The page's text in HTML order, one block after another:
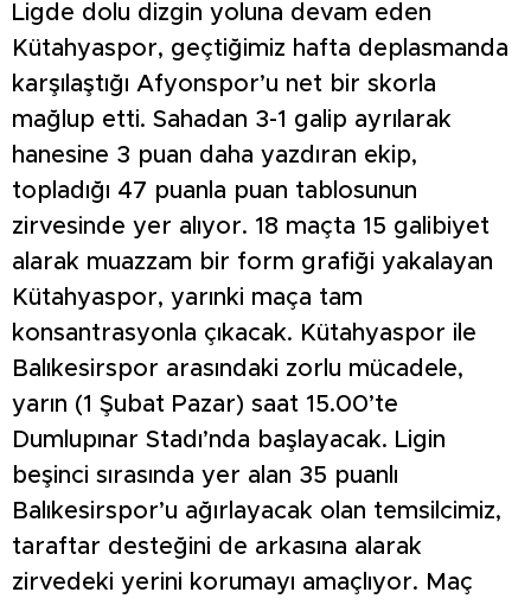
Ligde dolu dizgin yoluna devam eden
Kütahyaspor, geçtiğimiz hafta deplasmanda
karşılaştığı Afyonspor’u net bir skorla
mağlup etti. Sahadan 3-1 galip ayrılarak
hanesine 3 puan daha yazdıran ekip,
topladığı 47 puanla puan tablosunun
zirvesinde yer alıyor. 18 maçta 15 galibiyet
alarak muazzam bir form grafiği yakalayan
Kütahyaspor, yarınki maça tam
konsantrasyonla çıkacak. Kütahyaspor ile
Balıkesirspor arasındaki zorlu mücadele,
yarın (1 Şubat Pazar) saat 15.00’te
Dumlupınar Stadı’nda başlayacak. Ligin
beşinci sırasında yer alan 35 puanlı
Balıkesirspor’u ağırlayacak olan temsilcimiz,
taraftar desteğini de arkasına alarak
zirvedeki yerini korumayı amaçlıyor. Maç